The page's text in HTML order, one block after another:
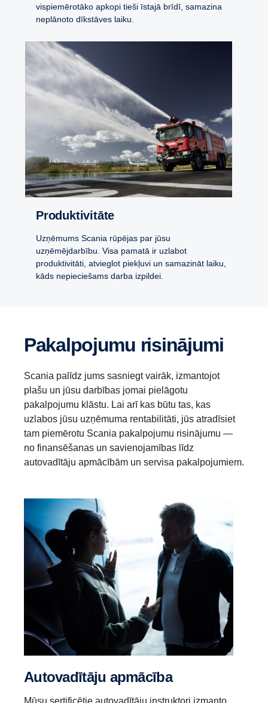
vispiemērotāko apkopi tieši īstajā brīdī, samazina
neplānoto dīkstāves laiku.
Produktivitāte
Uzņēmums Scania rūpējas par jūsu
uzņēmējdarbību. Visa pamatā ir uzlabot
produktivitāti, atvieglot piekļuvi un samazināt laiku,
kāds nepieciešams darba izpildei.
Pakalpojumu risinājumi
Scania palīdz jums sasniegt vairāk, izmantojot
plašu un jūsu darbības jomai pielāgotu
pakalpojumu klāstu. Lai arī kas būtu tas, kas
uzlabos jūsu uzņēmuma rentabilitāti, jūs atradīsiet
tam piemērotu Scania pakalpojumu risinājumu —
no finansēšanas un savienojamības līdz
autovadītāju apmācībām un servisa pakalpojumiem.
Autovadītāju apmācība
Mūsu sertificētie autovadītāju instruktori izmanto